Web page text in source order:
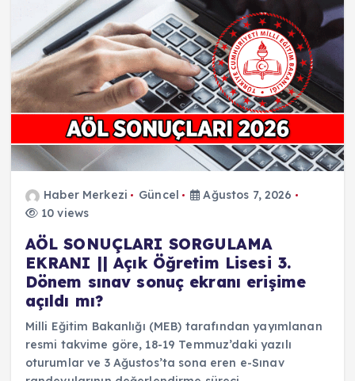
Haber Merkezi Güncel
Ağustos 7, 2026
10 views
AÖL SONUÇLARI SORGULAMA
EKRANI || Açık Öğretim Lisesi 3.
Dönem sınav sonuç ekranı erişime
açıldı mı?
Milli Eğitim Bakanlığı (MEB) tarafından yayımlanan
resmi takvime göre, 18-19 Temmuz’daki yazılı
oturumlar ve 3 Ağustos’ta sona eren e-Sınav